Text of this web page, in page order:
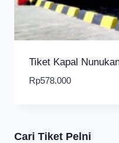
Tiket Kapal
Rp578.000
Cari Tiket Pelni